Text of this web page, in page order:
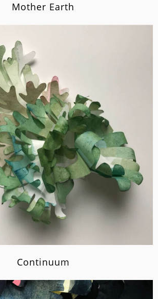
Mother Earth
Continuum